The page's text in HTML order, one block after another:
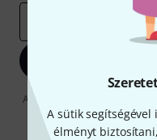
A sütik segítségével
élményt
A "Bejelentkezés" gombra
önnek hirdetéseket.
információkat az